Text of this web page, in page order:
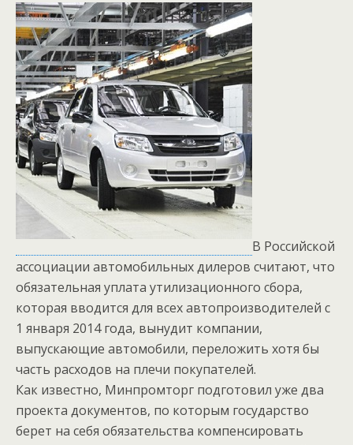
В Российской
ассоциации автомобильных дилеров считают, что
обязательная уплата утилизационного сбора,
которая вводится для всех автопроизводителей с
1 января 2014 года, вынудит компании,
выпускающие автомобили, переложить хотя бы
часть расходов на плечи покупателей.
Как известно, Минпромторг подготовил уже два
проекта документов, по которым государство
берет на себя обязательства компенсировать